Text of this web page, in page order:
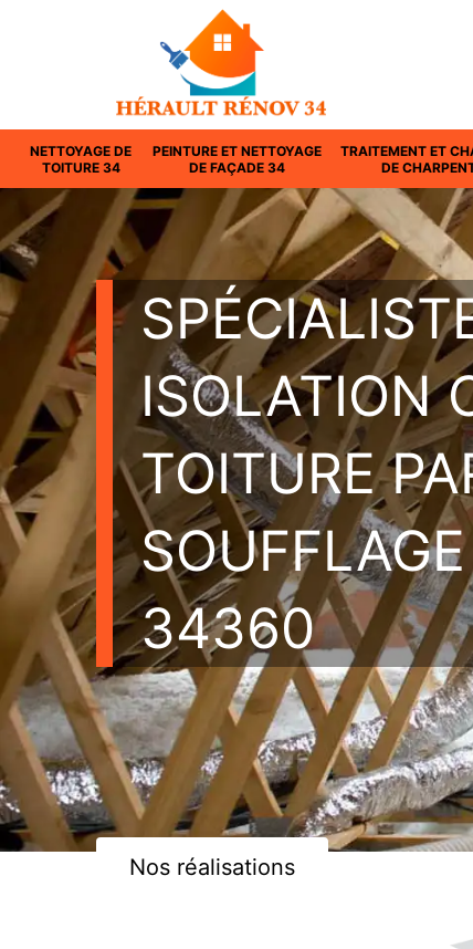
NETTOYAGE DE
TOITURE 34
PEINTURE ET NETTOYAGE
DE FAÇADE 34
TRAITEMENT ET
DE
ISOLATION
TOITURE
34360
Nos réalisations